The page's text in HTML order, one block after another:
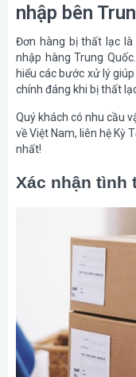
nhập bên
Đơn hàng bị thất lạc
nhập hàng Trung
hiểu các bước xử lý
chính đáng khi bị thất
Quý khách có nhu cầu
về Việt Nam, liên hệ Kỳ
nhất!
Xác nhận tình